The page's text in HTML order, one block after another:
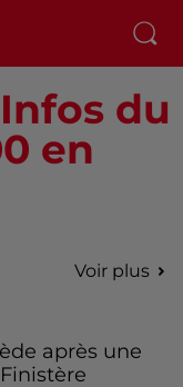
du
en
Voir plus
après une